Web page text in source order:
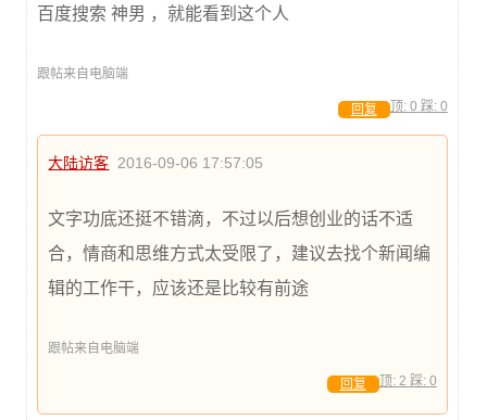
百度搜索 神男 ，就能看到这个人
跟帖来自电脑端
顶: 0 踩: 0
回复
大陆访客 2016-09-06 17:57:05
文字功底还挺不错滴，不过以后想创业的话不适
合，情商和思维方式太受限了，建议去找个新闻编
辑的工作干，应该还是比较有前途
跟帖来自电脑端
顶: 2 踩: 0
回复